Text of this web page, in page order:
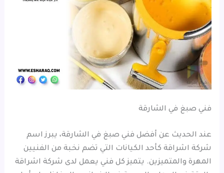
فني صبغ في الشارقة
عند الحديث عن أفضل فني صبغ في الشارقة، يبرز اسم
شركة اشراقة كأحد الكيانات التي تضم نخبة من الفنيين
المهرة والمتميزين. يتميز كل فني يعمل لدى شركة اشراقة